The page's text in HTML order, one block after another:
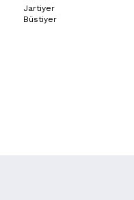
Jartiyer
Büstiyer